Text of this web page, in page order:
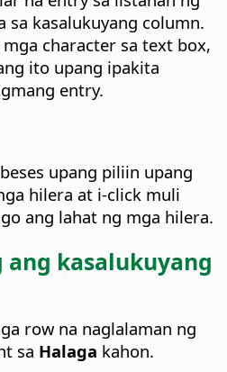
sa kasalukuyang column.
character sa text box,
ito upang ipakita
entry.
upang piliin upang
hilera at i-click muli
ang lahat ng mga hilera.
kasalukuyang
row na naglalaman ng
sa Halaga kahon.